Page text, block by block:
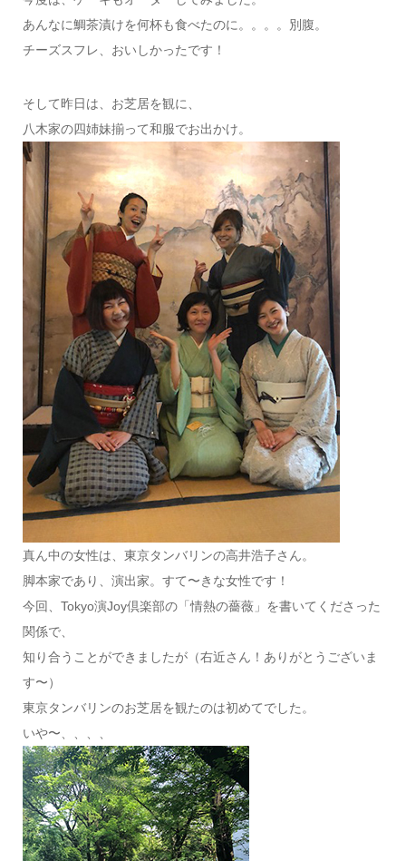
あんなに鯛茶漬けを何杯も食べたのに。。。。別腹。
チーズスフレ、おいしかったです！
そして昨日は、お芝居を観に、
八木家の四姉妹揃って和服でお出かけ。
真ん中の女性は、東京タンバリンの高井浩子さん。
脚本家であり、演出家。すて〜きな女性です！
今回、Tokyo演Joy倶楽部の「情熱の薔薇」を書いてくださった
関係で、
知り合うことができましたが（右近さん！ありがとうございま
す〜）
東京タンバリンのお芝居を観たのは初めてでした。
いや〜、、、、